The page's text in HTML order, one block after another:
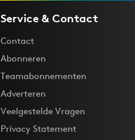
Service & Contact
Contact
Abonneren
Teamabonnementen
Adverteren
Veelgestelde Vragen
Privacy Statement